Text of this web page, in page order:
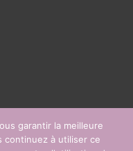
garantir la meilleure
continuez à utiliser ce